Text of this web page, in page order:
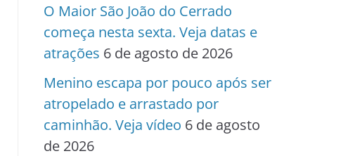
O Maior São João do Cerrado
começa nesta sexta. Veja datas e
atrações 6 de agosto de 2026
Menino escapa por pouco após ser
atropelado e arrastado por
caminhão. Veja vídeo 6 de agosto
de 2026